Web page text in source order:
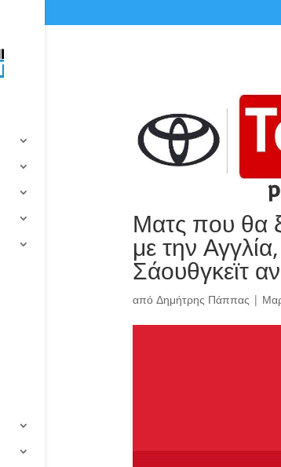
Ματς που θα
με την
Σάουθγκεϊτ
από Δημήτρης Πάππας |